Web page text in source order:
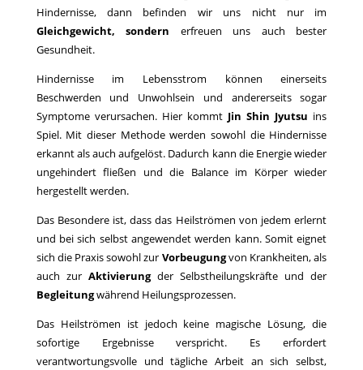
Hindernisse, dann befinden wir uns nicht nur im
Gleichgewicht, sondern erfreuen uns auch bester
Gesundheit.
Hindernisse im Lebensstrom können einerseits
Beschwerden und Unwohlsein und andererseits sogar
Symptome verursachen. Hier kommt Jin Shin Jyutsu ins
Spiel. Mit dieser Methode werden sowohl die Hindernisse
erkannt als auch aufgelöst. Dadurch kann die Energie wieder
ungehindert fließen und die Balance im Körper wieder
hergestellt werden.
Das Besondere ist, dass das Heilströmen von jedem erlernt
und bei sich selbst angewendet werden kann. Somit eignet
sich die Praxis sowohl zur Vorbeugungvon Krankheiten, als
auch zur Aktivierungder Selbstheilungskräfte und der
Begleitungwährend Heilungsprozessen.
Das Heilströmen ist jedoch keine magische Lösung, die
sofortige Ergebnisse verspricht. Es erfordert
verantwortungsvolle und tägliche Arbeit an sich selbst,